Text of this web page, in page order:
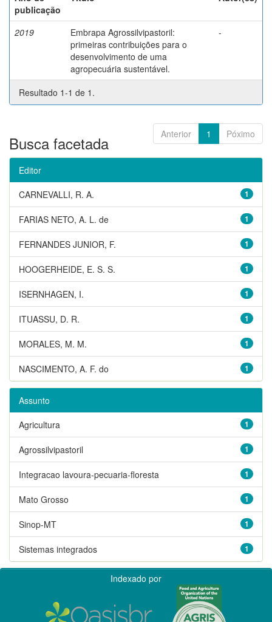
publicação
2019
Embrapa Agrossilvipastoril:
primeiras contribuições para o
desenvolvimento de uma
agropecuária sustentável.
-
Resultado 1-1 de 1.
Anterior 1 Póximo
Busca facetada
Editor
1
CARNEVALLI, R. A.
1
FARIAS NETO, A. L. de
1
FERNANDES JUNIOR, F.
1
HOOGERHEIDE, E. S. S.
1
ISERNHAGEN, I.
1
ITUASSU, D. R.
1
MORALES, M. M.
1
NASCIMENTO, A. F. do
Assunto
1
Agricultura
1
Agrossilvipastoril
1
Integracao lavoura-pecuaria-floresta
1
Mato Grosso
1
Sinop-MT
1
Sistemas integrados
Indexado por